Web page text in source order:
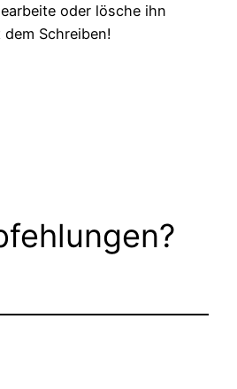
oder lösche ihn
Schreiben!